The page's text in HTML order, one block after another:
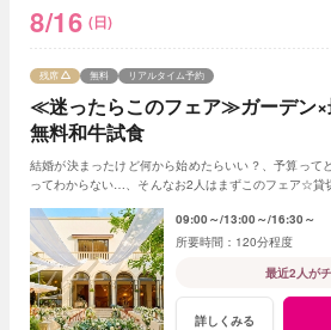
8/16 (日)
≪迷ったらこのフェア≫ガーデン×
無料和牛試食
残席 無料 リアルタイム予約
結婚が決まったけど何から始めたらいい？、予算って
ってわからない…、そんなお2人はまずこのフェア☆貸
09:00～ 13:00～ 16:30～
120分程度
最近2人が
詳しくみる